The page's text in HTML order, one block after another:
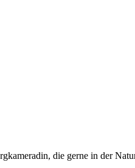
die gerne in der